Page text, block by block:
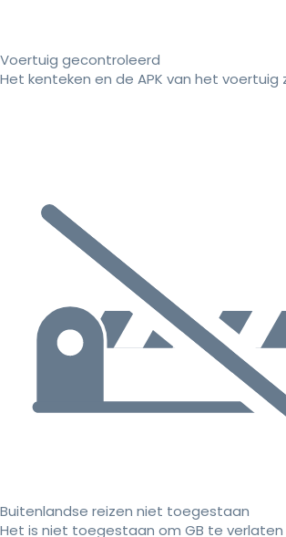
Voertuig gecontroleerd
Het kenteken en de APK van het voertuig
Buitenlandse reizen niet toegestaan
Het is niet toegestaan om GB te